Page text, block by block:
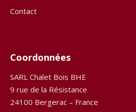
Contact
Coordonnées
SARL Chalet Bois BHE
9 rue de la Résistance
24100 Bergerac – France